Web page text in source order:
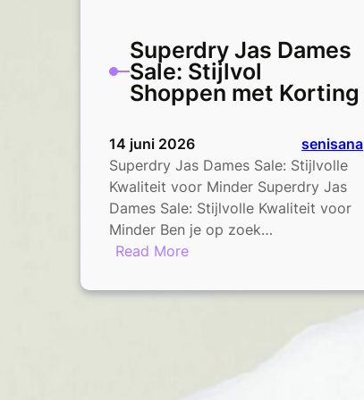
Superdry Jas Dames
Sale: Stijlvol
Shoppen met Korting
14 juni 2026
senisana
Superdry Jas Dames Sale: Stijlvolle
Kwaliteit voor Minder Superdry Jas
Dames Sale: Stijlvolle Kwaliteit voor
Minder Ben je op zoek…
Read More:
Jas
Shoppen